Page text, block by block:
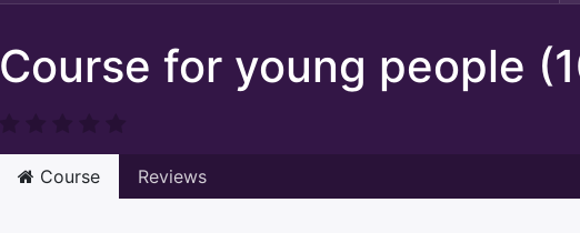
Course for young people
Course Reviews